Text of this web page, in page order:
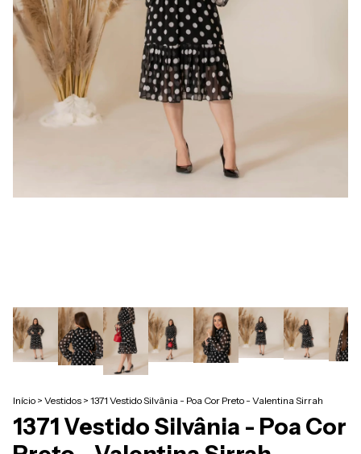
Início > Vestidos > 1371 Vestido Silvânia - Poa Cor Preto - Valentina Sirrah
1371 Vestido Silvânia - Poa Cor